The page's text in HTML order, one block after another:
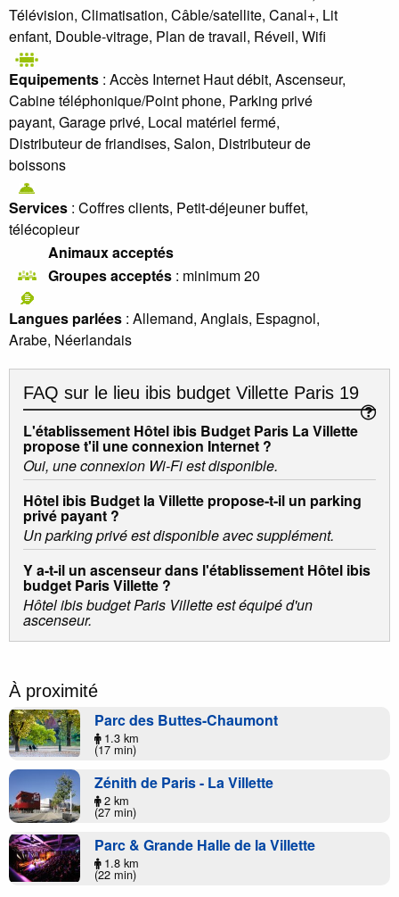
Télévision, Climatisation, Câble/satellite, Canal+, Lit
enfant, Double-vitrage, Plan de travail, Réveil, Wifi
Equipements : Accès Internet Haut débit, Ascenseur,
Cabine téléphonique/Point phone, Parking privé
payant, Garage privé, Local matériel fermé,
Distributeur de friandises, Salon, Distributeur de
boissons
Services : Coffres clients, Petit-déjeuner buffet,
télécopieur
Animaux acceptés
Groupes acceptés : minimum 20
Langues parlées : Allemand, Anglais, Espagnol,
Arabe, Néerlandais
FAQ sur le lieu ibis budget Villette Paris 19
L'établissement Hôtel ibis Budget Paris La Villette
propose t'il une connexion Internet ?
Oui, une connexion Wi-Fi est disponible.
Hôtel ibis Budget la Villette propose-t-il un parking
privé payant ?
Un parking privé est disponible avec supplément.
Y a-t-il un ascenseur dans l'établissement Hôtel ibis
budget Paris Villette ?
Hôtel ibis budget Paris Villette est équipé d'un
ascenseur.
À proximité
Parc des Buttes-Chaumont
1.3 km
(17 min)
Zénith de Paris - La Villette
2 km
(27 min)
Parc & Grande Halle de la Villette
1.8 km
(22 min)